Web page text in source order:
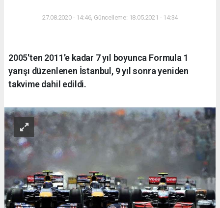
27.08.2020 - 14:46, Güncelleme: 18.05.2021 - 14:34
2005'ten 2011'e kadar 7 yıl boyunca Formula 1
yarışı düzenlenen İstanbul, 9 yıl sonra yeniden
takvime dahil edildi.